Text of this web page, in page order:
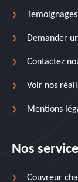
Temoignages
Demander
Contactez
Voir nos
Mentions
Nos
Couvreur